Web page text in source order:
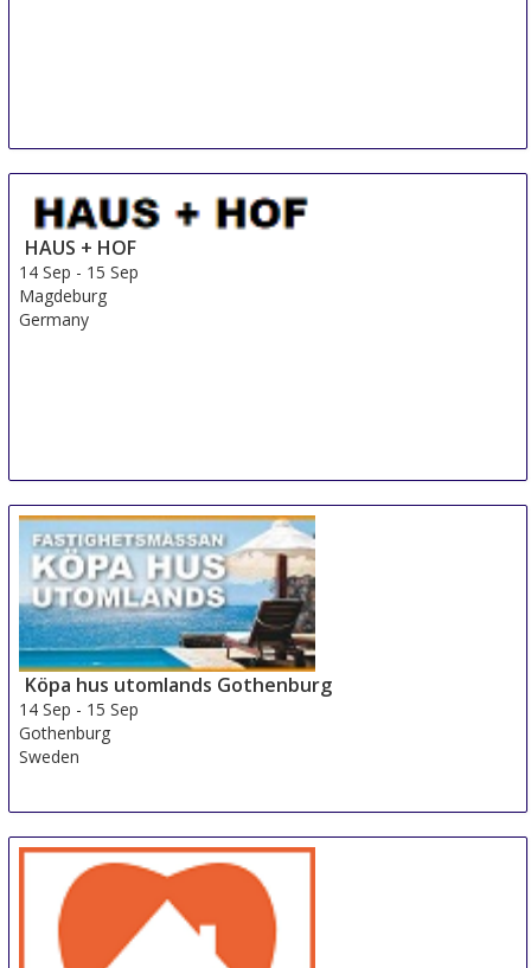
HAUS + HOF
14 Sep - 15 Sep
Magdeburg
Germany
Köpa hus utomlands Gothenburg
14 Sep - 15 Sep
Gothenburg
Sweden